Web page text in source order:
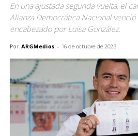
En una ajustada segunda vuelta, el
Alianza Democrática Nacional
encabezado por Luisa González.
Por ARGMedios - 16 de octubre de 2023